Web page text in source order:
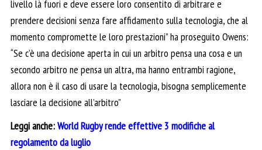
livello là fuori e deve essere loro consentito di arbitrare e
prendere decisioni senza fare affidamento sulla tecnologia, che al
momento compromette le loro prestazioni” ha proseguito Owens:
“Se c’è una decisione aperta in cui un arbitro pensa una cosa e un
secondo arbitro ne pensa un altra, ma hanno entrambi ragione,
allora non è il caso di usare la tecnologia, bisogna semplicemente
lasciare la decisione all’arbitro”
Leggi anche:World Rugby rende effettive 3 modifiche al
regolamento da luglio